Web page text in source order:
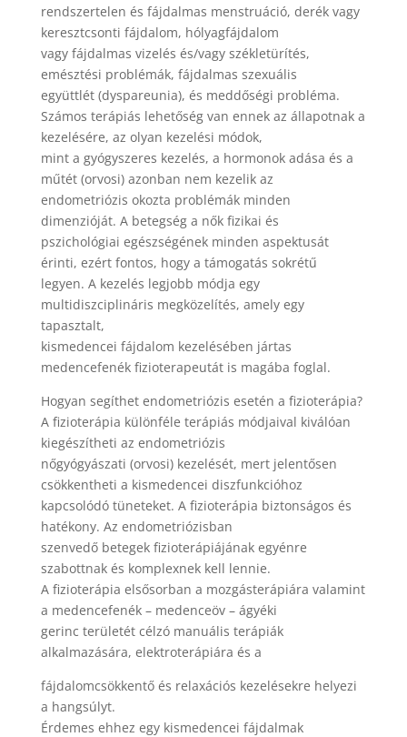
rendszertelen és fájdalmas menstruáció, derék vagy
keresztcsonti fájdalom, hólyagfájdalom
vagy fájdalmas vizelés és/vagy székletürítés,
emésztési problémák, fájdalmas szexuális
együttlét (dyspareunia), és meddőségi probléma.
Számos terápiás lehetőség van ennek az állapotnak a
kezelésére, az olyan kezelési módok,
mint a gyógyszeres kezelés, a hormonok adása és a
műtét (orvosi) azonban nem kezelik az
endometriózis okozta problémák minden
dimenzióját. A betegség a nők fizikai és
pszichológiai egészségének minden aspektusát
érinti, ezért fontos, hogy a támogatás sokrétű
legyen. A kezelés legjobb módja egy
multidiszciplináris megközelítés, amely egy
tapasztalt,
kismedencei fájdalom kezelésében jártas
medencefenék fizioterapeutát is magába foglal.
Hogyan segíthet endometriózis esetén a fizioterápia?
A fizioterápia különféle terápiás módjaival kiválóan
kiegészítheti az endometriózis
nőgyógyászati (orvosi) ​​kezelését, mert jelentősen
csökkentheti a kismedencei diszfunkcióhoz
kapcsolódó tüneteket. A fizioterápia biztonságos és
hatékony. Az endometriózisban
szenvedő betegek fizioterápiájának egyénre
szabottnak és komplexnek kell lennie.
A fizioterápia elsősorban a mozgásterápiára valamint
a medencefenék – medenceöv – ágyéki
gerinc területét célzó manuális terápiák
alkalmazására, elektroterápiára és a
fájdalomcsökkentő és relaxációs kezelésekre helyezi
a hangsúlyt.
Érdemes ehhez egy kismedencei fájdalmak